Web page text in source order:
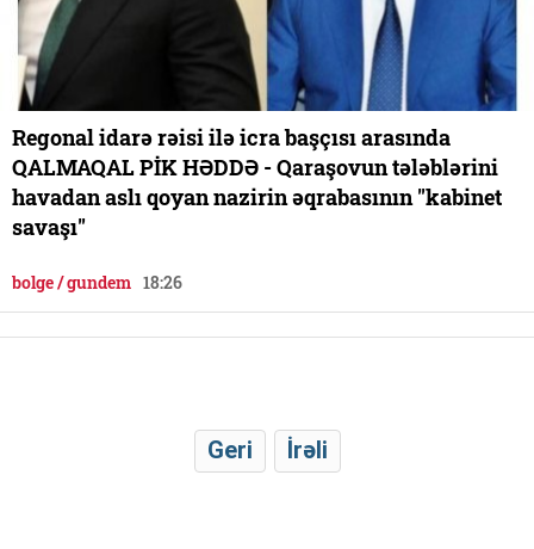
Regonal idarə rəisi ilə icra başçısı arasında
QALMAQAL PİK HƏDDƏ - Qaraşovun tələblərini
havadan aslı qoyan nazirin əqrabasının "kabinet
savaşı"
bolge / gundem 18:26
Geri İrəli